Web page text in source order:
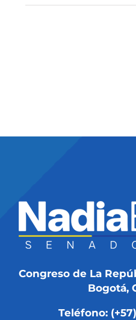
Congreso de La
Bogotá,
Teléfono: